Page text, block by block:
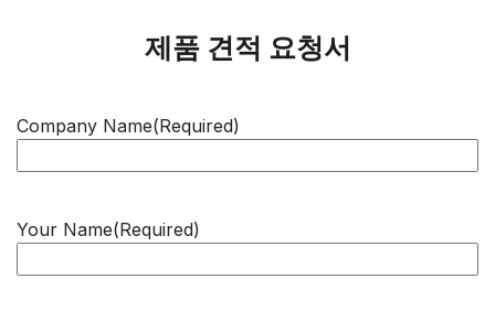
제품 견적 요청서
Company Name(Required)
Your Name(Required)